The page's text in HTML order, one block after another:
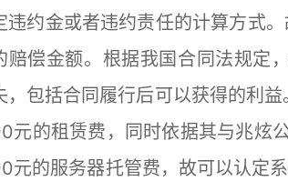
违约金或者违约责任的计算方式
赔偿金额。根据我国合同法规定
，包括合同履行后可以获得的利
元的租赁费，同时依据其与兆炫
元的服务器托管费，故可以认定